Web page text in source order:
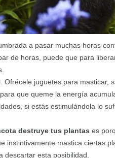
a pasar muchas horas
de horas, puede que para
Ofrécele juguetes para masticar,
que queme la energía
si estás estimulándola lo
destruye tus plantas es
instintivamente mastica ciertas
descartar esta posibilidad.